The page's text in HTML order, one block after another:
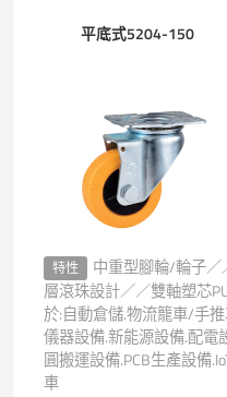
平底式5204-150
特性
中重型腳輪/輪子
層滾珠設計／／雙軸塑芯
於:自動倉儲.物流籠車/手
儀器設備.新能源設備.配電
圓搬運設備.PCB生產設備
車